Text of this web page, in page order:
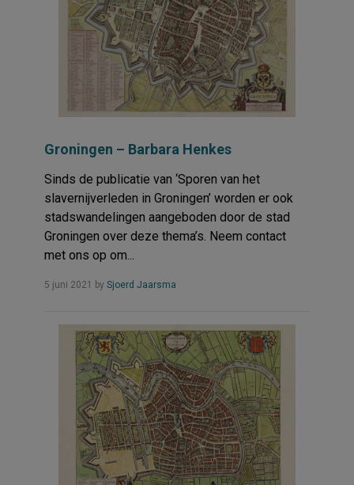
Groningen – Barbara Henkes
Sinds de publicatie van ‘Sporen van het
slavernijverleden in Groningen’ worden er ook
stadswandelingen aangeboden door de stad
Groningen over deze thema’s. Neem contact
met ons op om...
5 juni 2021 by Sjoerd JaarsmaRead